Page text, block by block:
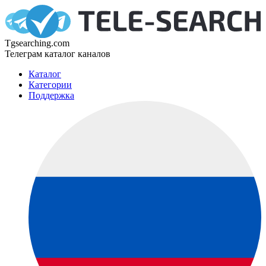
Tgsearching.com
Телеграм каталог каналов
Каталог
Категории
Поддержка